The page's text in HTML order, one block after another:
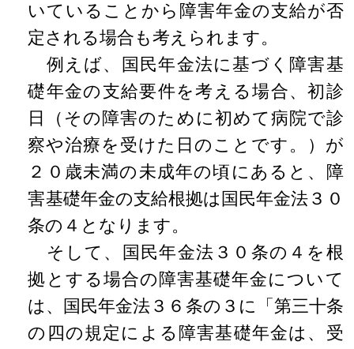
いていることから障害年金の支給が否
定される場合も考えられます。
例えば、国民年金法に基づく障害基
礎年金の支給要件を考える場合、初診
日（その障害のために初めて病院で診
察や治療を受けた日のことです。）が
２０歳未満の未成年の頃にあると、障
害基礎年金の支給根拠は国民年金法３０
条の４となります。
そして、国民年金法３０条の４を根
拠とする場合の障害基礎年金について
は、国民年金法３６条の３に「第三十条
の四の規定による障害基礎年金は、受